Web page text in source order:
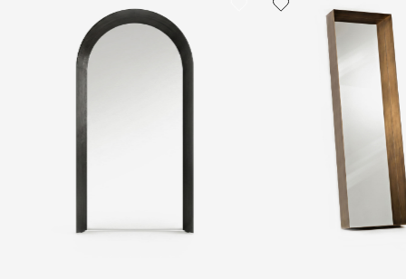
политикой персональных данных